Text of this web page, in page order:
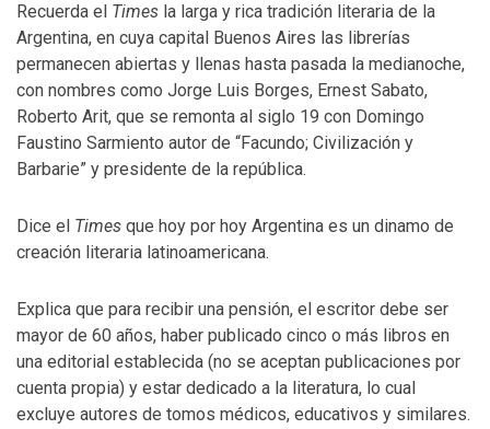
Recuerda el Times la larga y rica tradición literaria de la
Argentina, en cuya capital Buenos Aires las librerías
permanecen abiertas y llenas hasta pasada la medianoche,
con nombres como Jorge Luis Borges, Ernest Sabato,
Roberto Arit, que se remonta al siglo 19 con Domingo
Faustino Sarmiento autor de “Facundo; Civilización y
Barbarie” y presidente de la república.
Dice el Times que hoy por hoy Argentina es un dinamo de
creación literaria latinoamericana.
Explica que para recibir una pensión, el escritor debe ser
mayor de 60 años, haber publicado cinco o más libros en
una editorial establecida (no se aceptan publicaciones por
cuenta propia) y estar dedicado a la literatura, lo cual
excluye autores de tomos médicos, educativos y similares.